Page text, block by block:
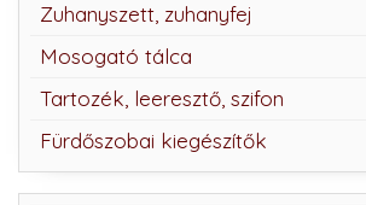
Zuhanyszett, zuhanyfej
Mosogató tálca
Tartozék, leeresztő, szifon
Fürdőszobai kiegészítők